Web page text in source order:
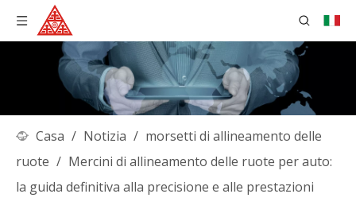
Casa / Notizia / morsetti di allineamento delle
ruote / Mercini di allineamento delle ruote per auto:
la guida definitiva alla precisione e alle prestazioni